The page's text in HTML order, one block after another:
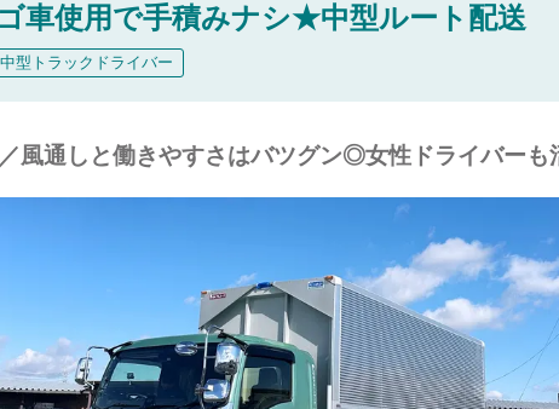
車使用で手積みナシ★中型ルート配送
中型トラックドライバー
風通しと働きやすさはバツグン◎女性ドライバーも